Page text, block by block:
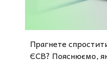
Прагнете
ЄСВ? Пояснюємо,